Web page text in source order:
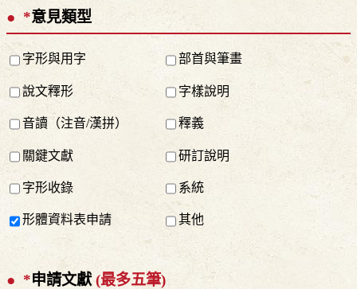
*意見類型
字形與用字 部首與筆畫
說文釋形 字樣說明
音讀（注音/漢拼） 釋義
關鍵文獻 研訂說明
字形收錄 系統
形體資料表申請 其他
*申請文獻 (最多五筆)